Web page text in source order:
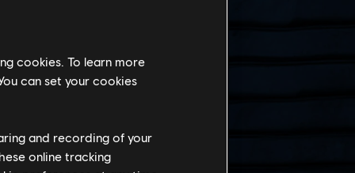
cookies. To learn more
can set your cookies
and recording of your
online tracking